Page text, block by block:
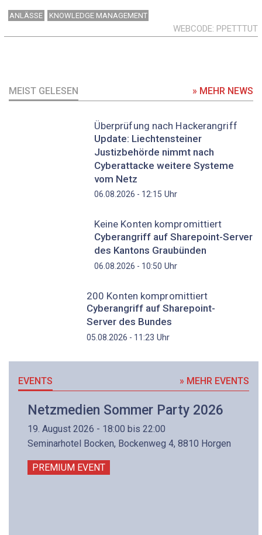
ANLÄSSE KNOWLEDGE MANAGEMENT
WEBCODE PPETTTUT
MEIST GELESEN » MEHR NEWS
Überprüfung nach Hackerangriff
Update: Liechtensteiner
Justizbehörde nimmt nach
Cyberattacke weitere Systeme
vom Netz
06.08.2026 - 12:15 Uhr
Keine Konten kompromittiert
Cyberangriff auf Sharepoint-Server
des Kantons Graubünden
06.08.2026 - 10:50 Uhr
200 Konten kompromittiert
Cyberangriff auf Sharepoint-
Server des Bundes
05.08.2026 - 11:23 Uhr
EVENTS » MEHR EVENTS
Netzmedien Sommer Party 2026
19. August 2026 - 18:00 bis 22:00
Seminarhotel Bocken, Bockenweg 4, 8810 Horgen
PREMIUM EVENT